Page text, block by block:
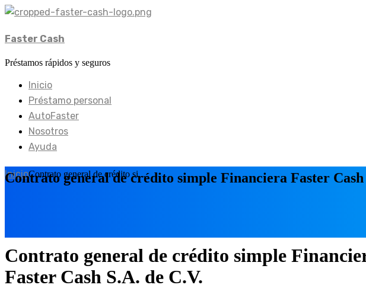
Faster Cash
Préstamos rápidos y seguros
Inicio
Préstamo personal
AutoFaster
Nosotros
Ayuda
InicioContrato general de crédito si...
Contrato general de crédito simple Financiera Faster Cash
Contrato general de crédito simple
Faster Cash S.A. de C.V.